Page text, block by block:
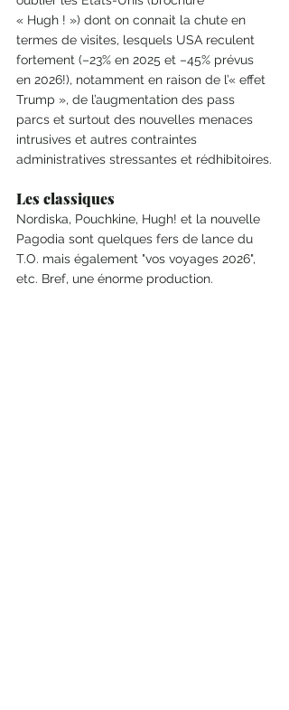
« Hugh ! ») dont on connait la chute en
termes de visites, lesquels USA reculent
fortement (–23% en 2025 et –45% prévus
en 2026!), notamment en raison de l’« effet
Trump », de l’augmentation des pass
parcs et surtout des nouvelles menaces
intrusives et autres contraintes
administratives stressantes et rédhibitoires.
Les classiques
Nordiska, Pouchkine, Hugh! et la nouvelle
Pagodia sont quelques fers de lance du
T.O. mais également "vos voyages 2026",
etc. Bref, une énorme production.